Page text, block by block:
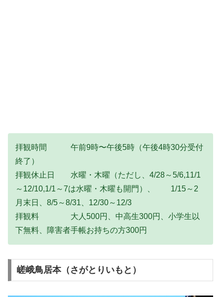
拝観時間 午前9時〜午後5時（午後4時30分受付
終了）
拝観休止日 水曜・木曜（ただし、4/28～5/6,11/1
～12/10,1/1～7は水曜・木曜も開門）、 1/15～2
月末日、8/5～8/31、12/30～12/3
拝観料 大人500円、中高生300円、小学生以
下無料、障害者手帳お持ちの方300円
嵯峨鳥居本（さがとりいもと）